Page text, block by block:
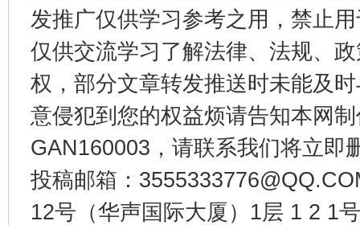
发推广仅供学习参考之用，禁止
仅供交流学习了解法律、法规、
权，部分文章转发推送时未能及
意侵犯到您的权益烦请告知本网
GAN160003，请联系我们将立即
投稿邮箱：
12号（华声国际大厦）1层 1 2 1